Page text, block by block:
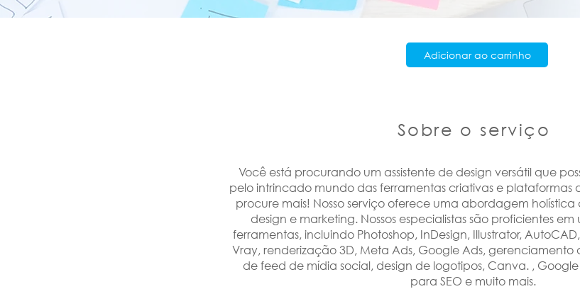
Adicionar ao carrinho
Sobre o serviço
Você está procurando um assistente de design versátil que
pelo intrincado mundo das ferramentas criativas e plataformas
procure mais! Nosso serviço oferece uma abordagem holística
design e marketing. Nossos especialistas são proficientes
ferramentas, incluindo Photoshop, InDesign, Illustrator,
Vray, renderização 3D, Meta Ads, Google Ads,
de feed de mídia social, design de logotipos, Canva. ,
para SEO e muito mais.